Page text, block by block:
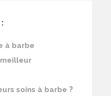
à barbe
meilleur
soins à barbe ?